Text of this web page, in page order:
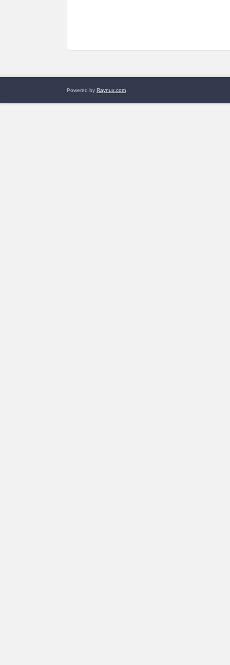
Powered by Raynux.com